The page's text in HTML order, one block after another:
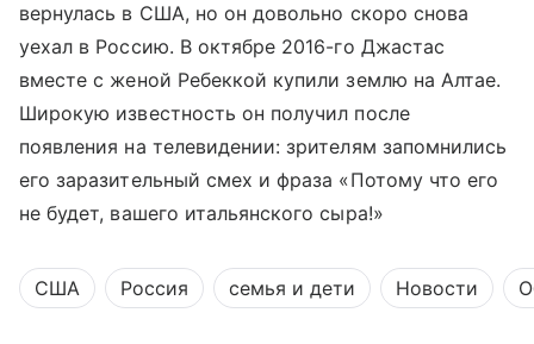
вернулась в США, но он довольно скоро снова
уехал в Россию. В октябре 2016-го Джастас
вместе с женой Ребеккой купили землю на Алтае.
Широкую известность он получил после
появления на телевидении: зрителям запомнились
его заразительный смех и фраза «Потому что его
не будет, вашего итальянского сыра!»
США Россия семья и дети Новости